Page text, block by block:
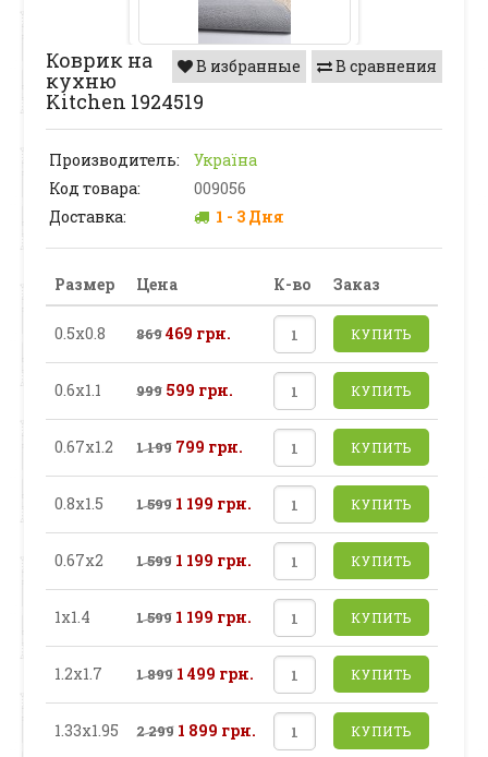
В сравнения
В избранные
Коврик на
кухню
Kitchen 1924519
Производитель:
Україна
Код товара:
009056
Доставка:
1 - 3 Дня
Размер Цена К-во Заказ
0.5х0.8 869469 грн. КУПИТЬ
0.6х1.1 999 599 грн. КУПИТЬ
0.67х1.2 1 199 799 грн. КУПИТЬ
0.8х1.5 1 599 1 199 грн. КУПИТЬ
0.67х2 1 599 1 199 грн. КУПИТЬ
1х1.4 1 599 1 199 грн. КУПИТЬ
1.2х1.7 1 899 1 499 грн. КУПИТЬ
1.33х1.95 2 299 1 899 грн. КУПИТЬ